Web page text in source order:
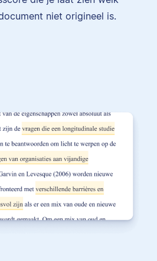
niet origineel is.